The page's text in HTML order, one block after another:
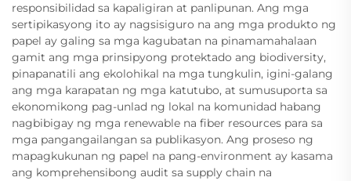
responsibilidad sa kapaligiran at panlipunan. Ang mga
sertipikasyong ito ay nagsisiguro na ang mga produkto ng
papel ay galing sa mga kagubatan na pinamamahalaan
gamit ang mga prinsipyong protektado ang biodiversity,
pinapanatili ang ekolohikal na mga tungkulin, igini-galang
ang mga karapatan ng mga katutubo, at sumusuporta sa
ekonomikong pag-unlad ng lokal na komunidad habang
nagbibigay ng mga renewable na fiber resources para sa
mga pangangailangan sa publikasyon. Ang proseso ng
mapagkukunan ng papel na pang-environment ay kasama
ang komprehensibong audit sa supply chain na